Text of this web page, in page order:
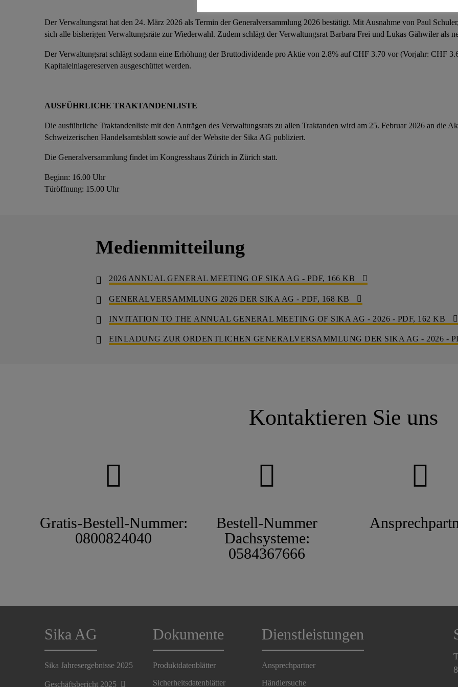
Der Verwaltungsrat hat den 24. März 2026 als Termin der Generalversammlung 2026 bestätigt. Mit Ausnahme von Paul
sich alle bisherigen Verwaltungsräte zur Wiederwahl. Zudem schlägt der Verwaltungsrat Barbara Frei und Lukas Gähwiler als
Der Verwaltungsrat schlägt sodann eine Erhöhung der Bruttodividende pro Aktie von 2.8% auf CHF 3.70 vor (Vorjahr: CHF
Kapitaleinlagereserven ausgeschüttet werden.
AUSFÜHRLICHE TRAKTANDENLISTE
Die ausführliche Traktandenliste mit den Anträgen des Verwaltungsrats zu allen Traktanden wird am 25. Februar 2026 an die
Schweizerischen Handelsamtsblatt sowie auf der Website der Sika AG publiziert.
Die Generalversammlung findet im Kongresshaus Zürich in Zürich statt.
Beginn: 16.00 Uhr
Türöffnung: 15.00 Uhr
Medienmitteilung
2026 ANNUAL GENERAL MEETING OF SIKA AG - PDF, 166 KB
GENERALVERSAMMLUNG 2026 DER SIKA AG - PDF, 168 KB
INVITATION TO THE ANNUAL GENERAL MEETING OF SIKA AG - 2026 - PDF, 162 KB
EINLADUNG ZUR ORDENTLICHEN GENERALVERSAMMLUNG DER SIKA AG - 2026 -
Kontaktieren Sie uns
Gratis-Bestell-Nummer:
0800824040
Bestell-Nummer
Dachsysteme:
0584367666
Sika AG
Sika Jahresergebnisse 2025
Geschäftsbericht 2025
Dokumente
Produktdatenblätter
Sicherheitsdatenblätter
Dienstleistungen
Ansprechpartner
Händlersuche